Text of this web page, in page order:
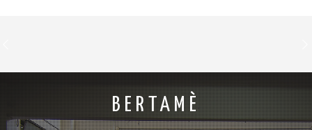
BERTAMÈ